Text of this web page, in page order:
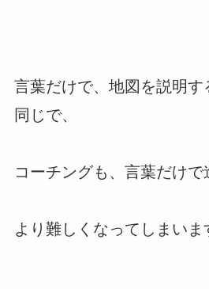
言葉だけで、地図を説明す
同じで、
コーチングも、言葉だけで
より難しくなってしまいま